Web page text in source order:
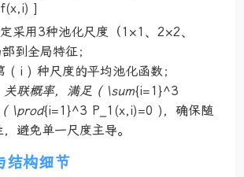
]
采用3种池化尺度（1×1、2×2、
到全局特征；
( i ) 种尺度的平均池化函数；
关联概率，满足 ( \sum{i=1}^3
( \prod{i=1}^3 P_1(x,i)=0 )，确保随
避免单一尺度主导。
结构细节